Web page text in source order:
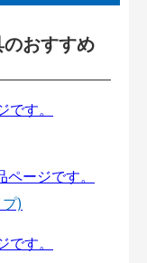
おすすめ
)